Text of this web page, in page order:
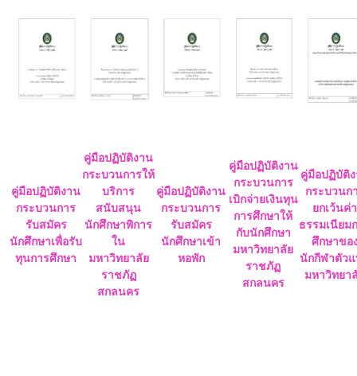
คู่มือปฏิบัติงาน
กระบวนการ
รับสมัคร
นักศึกษาเพื่อรับ
ทุนการศึกษา
คู่มือปฏิบัติงาน
กระบวนการให้
บริการ
สนับสนุน
นักศึกษาพิการ
ใน
มหาวิทยาลัย
ราชภัฏ
สกลนคร
คู่มือปฏิบัติงาน
กระบวนการ
รับสมัคร
นักศึกษาเข้า
หอพัก
คู่มือปฏิบัติงาน
กระบวนการ
เบิกจ่ายเงินทุน
การศึกษาให้
กับนักศึกษา
มหาวิทยาลัย
ราชภัฏ
สกลนคร
คู่มือปฏิบัติ
กระบวนก
ยกเว้นค่า
ธรรมเนียม
ศึกษาขอ
นักกีฬาตัว
มหาวิทยา